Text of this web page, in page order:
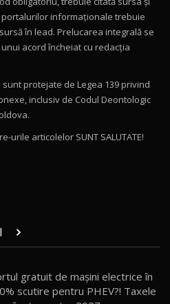
ES90 / Test Drive AutoBlog.MD
/ Test Drive AutoBlog.MD
cu luxul / AutoBlog.MD
face lumea să se întoarcă după el
informaționale trebuie
în lead. Prelucarea integrală se
acord încheiat cu redacţia
protejate de Legea 139 privind
inclusiv de Codul Deontologic
urile articolelor SUNT SALUTATE!
gratuit de mașini electrice în
scutire pentru PHEV?! Taxele